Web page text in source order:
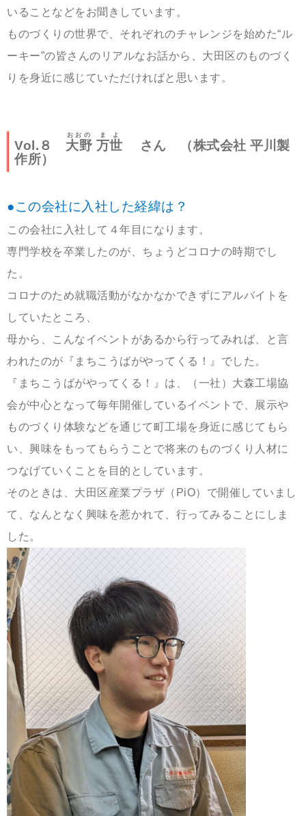
いることなどをお聞きしています。
ものづくりの世界で、それぞれのチャレンジを始めた“ル
ーキー”の皆さんのリアルなお話から、大田区のものづく
りを身近に感じていただければと思います。
Vol.８ 大野
おおの
万世
まよ
さん （株式会社 平川製
作所）
●この会社に入社した経緯は？
この会社に入社して４年目になります。
専門学校を卒業したのが、ちょうどコロナの時期でし
た。
コロナのため就職活動がなかなかできずにアルバイトを
していたところ、
母から、こんなイベントがあるから行ってみれば、と言
われたのが『まちこうばがやってくる！』でした。
『まちこうばがやってくる！』は、（一社）大森工場協
会が中心となって毎年開催しているイベントで、展示や
ものづくり体験などを通じて町工場を身近に感じてもら
い、興味をもってもらうことで将来のものづくり人材に
つなげていくことを目的としています。
そのときは、大田区産業プラザ（PiO）で開催していまし
て、なんとなく興味を惹かれて、行ってみることにしま
した。